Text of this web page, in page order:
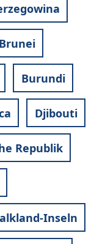
Brunei
Burundi
Djibouti
Republik
Inseln